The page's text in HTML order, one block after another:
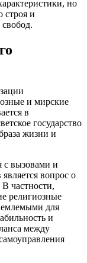
но
строя и
и мирские
в
государство
жизни и
с вызовами и
вопрос о
частности,
религиозные
для
и
между